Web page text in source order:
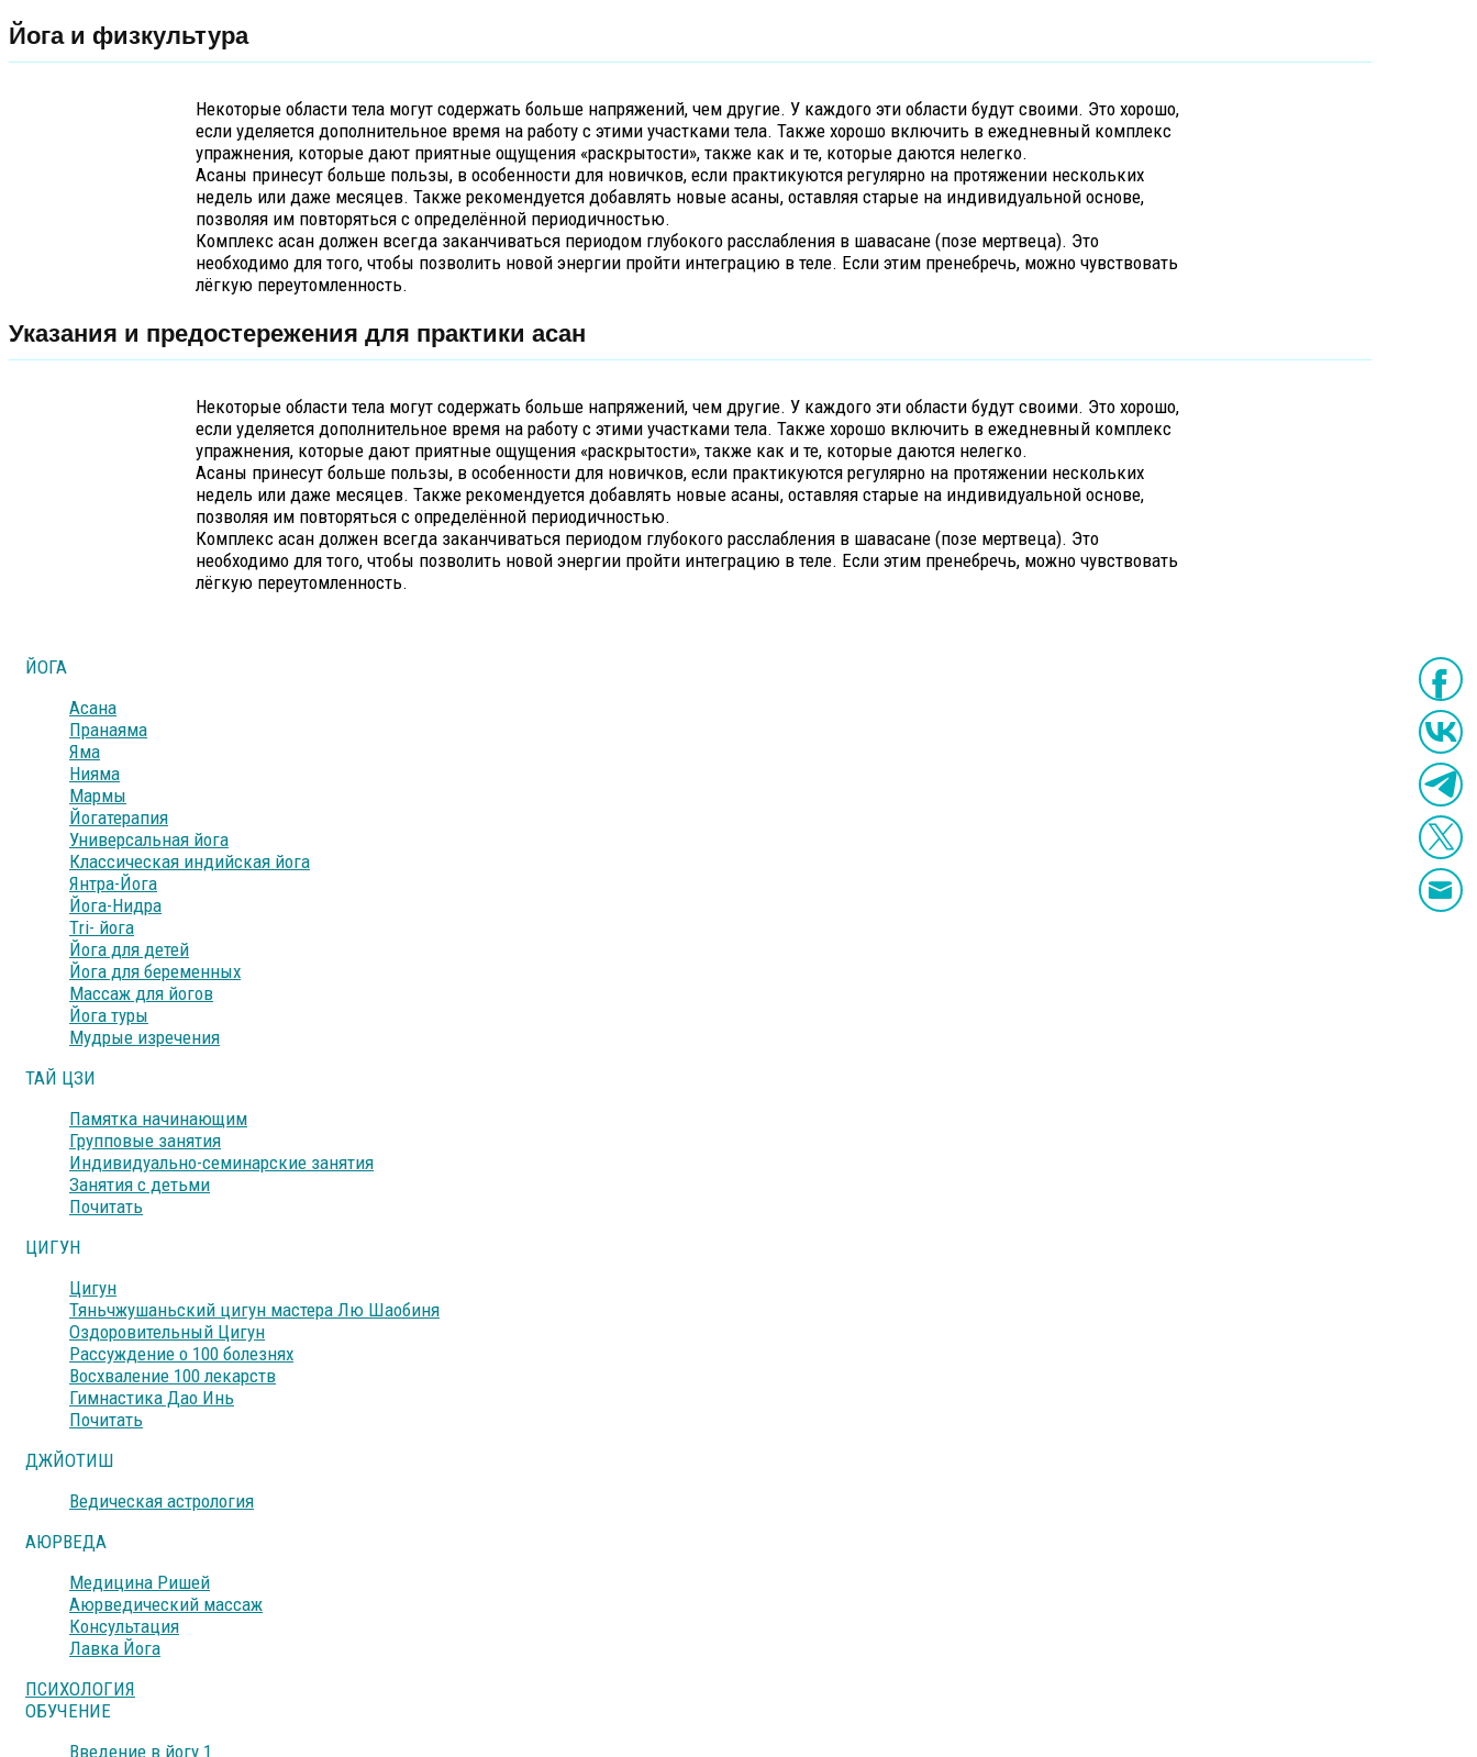
Йога и физкультура
Некоторые области тела могут содержать больше напряжений, чем другие. У каждого эти области будут своими. Это хорошо,
если уделяется дополнительное время на работу с этими участками тела. Также хорошо включить в ежедневный комплекс
упражнения, которые дают приятные ощущения «раскрытости», также как и те, которые даются нелегко.
Асаны принесут больше пользы, в особенности для новичков, если практикуются регулярно на протяжении нескольких
недель или даже месяцев. Также рекомендуется добавлять новые асаны, оставляя старые на индивидуальной основе,
позволяя им повторяться с определённой периодичностью.
Комплекс асан должен всегда заканчиваться периодом глубокого расслабления в шавасане (позе мертвеца). Это
необходимо для того, чтобы позволить новой энергии пройти интеграцию в теле. Если этим пренебречь, можно чувствовать
лёгкую переутомленность.
Указания и предостережения для практики асан
Некоторые области тела могут содержать больше напряжений, чем другие. У каждого эти области будут своими. Это хорошо,
если уделяется дополнительное время на работу с этими участками тела. Также хорошо включить в ежедневный комплекс
упражнения, которые дают приятные ощущения «раскрытости», также как и те, которые даются нелегко.
Асаны принесут больше пользы, в особенности для новичков, если практикуются регулярно на протяжении нескольких
недель или даже месяцев. Также рекомендуется добавлять новые асаны, оставляя старые на индивидуальной основе,
позволяя им повторяться с определённой периодичностью.
Комплекс асан должен всегда заканчиваться периодом глубокого расслабления в шавасане (позе мертвеца). Это
необходимо для того, чтобы позволить новой энергии пройти интеграцию в теле. Если этим пренебречь, можно чувствовать
лёгкую переутомленность.
ЙОГА
Асана
Пранаяма
Яма
Нияма
Мармы
Йогатерапия
Универсальная йога
Классическая индийская йога
Янтра-Йога
Йога-Нидра
Тri- йога
Йога для детей
Йога для беременных
Массаж для йогов
Йога туры
Мудрые изречения
ТАЙ ЦЗИ
Памятка начинающим
Групповые занятия
Индивидуально-семинарские занятия
Занятия с детьми
Почитать
ЦИГУН
Цигун
Тяньчжушаньский цигун мастера Лю Шаобиня
Оздоровительный Цигун
Рассуждение о 100 болезнях
Восхваление 100 лекарств
Гимнастика Дао Инь
Почитать
ДЖЙОТИШ
Ведическая астрология
АЮРВЕДА
Медицина Ришей
Аюрведический массаж
Консультация
Лавка Йога
ПСИХОЛОГИЯ
ОБУЧЕНИЕ
Введение в йогу 1